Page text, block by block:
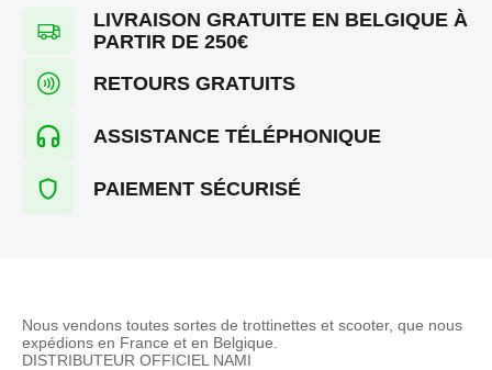
LIVRAISON GRATUITE EN BELGIQUE À
PARTIR DE 250€
RETOURS GRATUITS
ASSISTANCE TÉLÉPHONIQUE
PAIEMENT SÉCURISÉ
Nous vendons toutes sortes de trottinettes et scooter, que nous
expédions en France et en Belgique.
DISTRIBUTEUR OFFICIEL NAMI